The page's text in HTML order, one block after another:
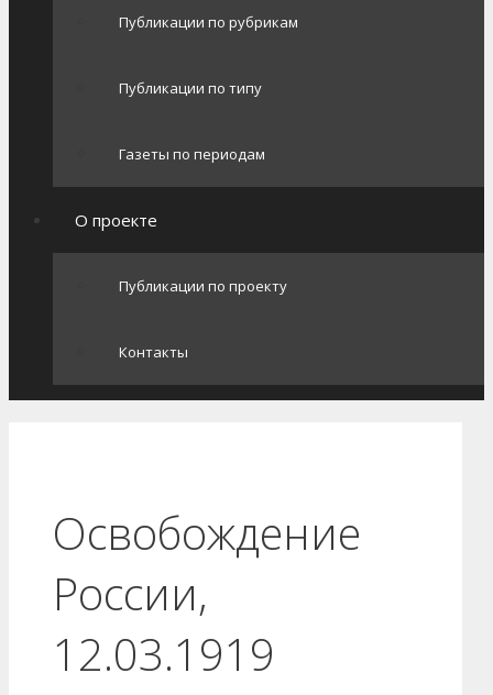
Публикации по рубрикам
Публикации по типу
Газеты по периодам
О проекте
Публикации по проекту
Контакты
Освобождение
России,
12.03.1919